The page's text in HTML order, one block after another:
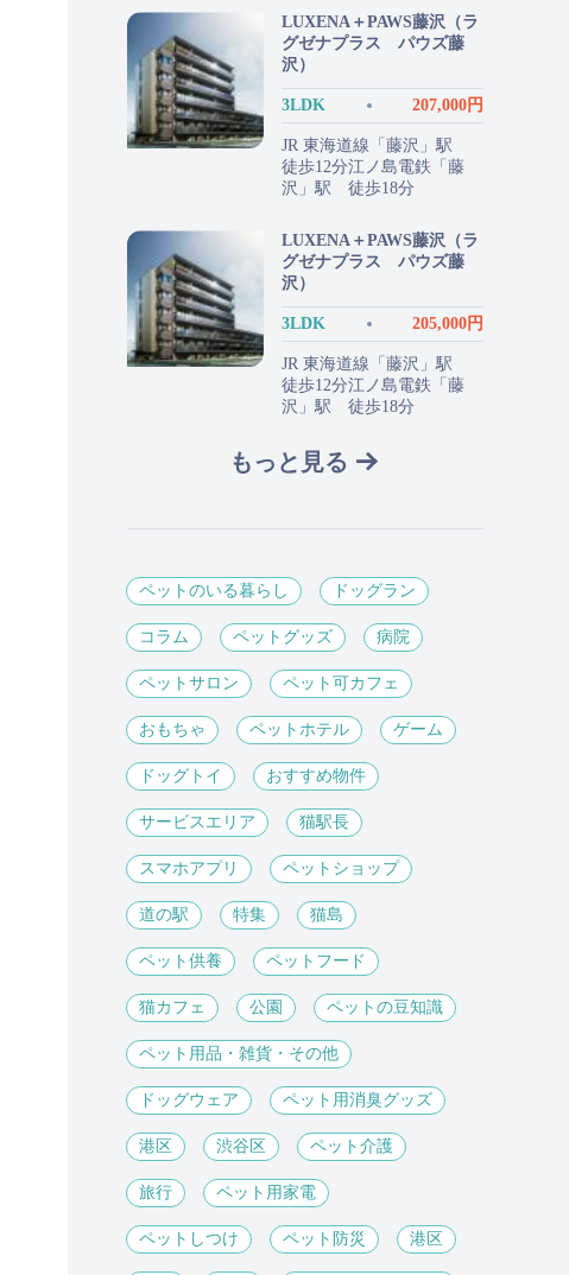
LUXENA＋PAWS藤沢（ラ
グゼナプラス パウズ藤
沢）
3LDK 207,000円
JR 東海道線「藤沢」駅
徒歩12分江ノ島電鉄「藤
沢」駅 徒歩18分
LUXENA＋PAWS藤沢（ラ
グゼナプラス パウズ藤
沢）
3LDK 205,000円
JR 東海道線「藤沢」駅
徒歩12分江ノ島電鉄「藤
沢」駅 徒歩18分
もっと見る
ペットのいる暮らし ドッグラン
コラム ペットグッズ 病院
ペットサロン ペット可カフェ
おもちゃ ペットホテル ゲーム
ドッグトイ おすすめ物件
サービスエリア 猫駅長
スマホアプリ ペットショップ
道の駅 特集 猫島
ペット供養 ペットフード
猫カフェ 公園 ペットの豆知識
ペット用品・雑貨・その他
ドッグウェア ペット用消臭グッズ
港区 渋谷区 ペット介護
旅行 ペット用家電
ペットしつけ ペット防災 港区